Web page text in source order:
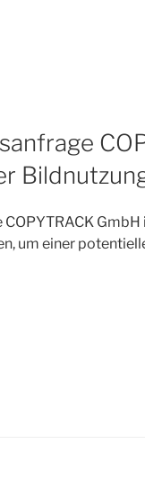
COPYTRACK
um einer